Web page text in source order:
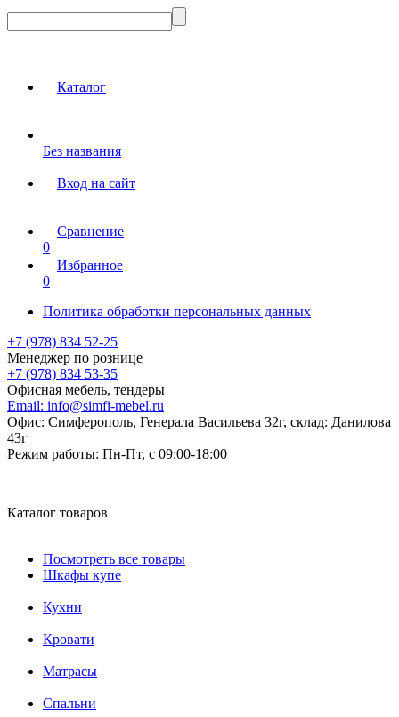
Каталог
Без названия
Вход на сайт
Сравнение
0
Избранное
0
Политика обработки персональных данных
+7 (978) 834 52-25
Менеджер по рознице
+7 (978) 834 53-35
Офисная мебель, тендеры
Email: info@simfi-mebel.ru
Офис: Симферополь, Генерала Васильева 32г, склад: Данилова
43г
Режим работы: Пн-Пт, с 09:00-18:00
Каталог товаров
Посмотреть все товары
Шкафы купе
Кухни
Кровати
Матрасы
Cпальни